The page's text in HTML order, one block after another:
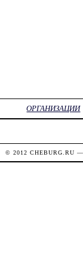
ОРГАНИЗАЦИИ
© 2012 CHEBURG.RU —